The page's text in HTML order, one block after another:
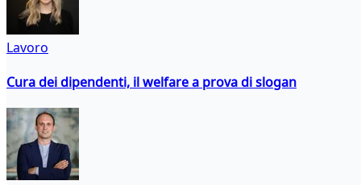
Lavoro
Cura dei dipendenti, il welfare a prova di slogan